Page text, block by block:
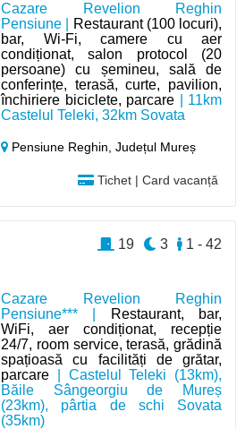
Cazare Revelion Reghin
Pensiune |
Restaurant (100 locuri),
bar, Wi-Fi, camere cu aer
condiționat, salon protocol (20
persoane) cu șemineu, sală de
conferințe, terasă, curte, pavilion,
închiriere biciclete, parcare | 11km
Castelul Teleki, 32km Sovata
Pensiune Reghin,Județul Mureș
Tichet | Card vacanță
Cazare Revelion Reghin
Pensiune*** |
Restaurant, bar,
WiFi, aer condiționat, recepție
24/7, room service, terasă, grădină
spațioasă cu facilități de grătar,
parcare | Castelul Teleki (13km),
Băile Sângeorgiu de Mureș
(23km), pârtia de schi Sovata
(35km)
1 - 42
3
19